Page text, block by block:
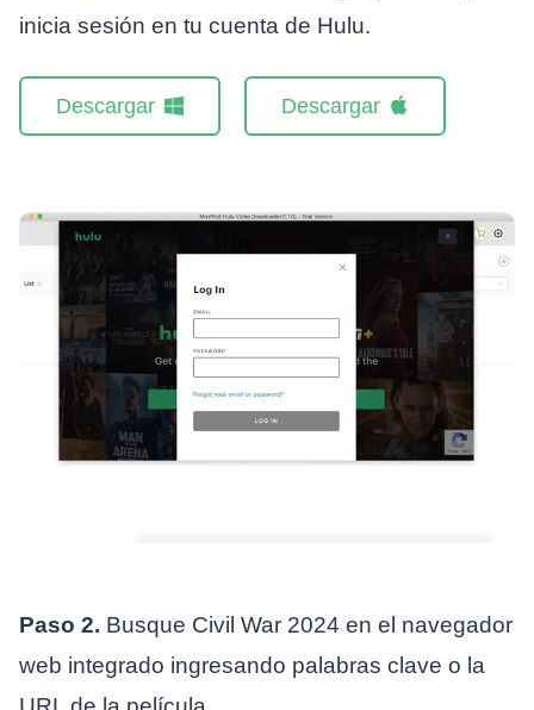
inicia sesión en tu cuenta de Hulu.
Descargar Descargar
Paso 2. Busque Civil War 2024 en el navegador
web integrado ingresando palabras clave o la